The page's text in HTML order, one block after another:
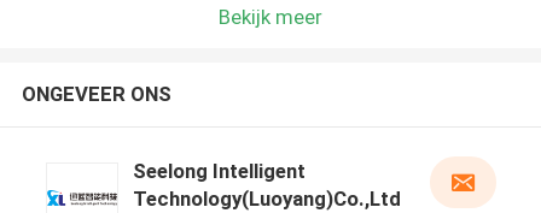
Bekijk meer
ONGEVEER ONS
Seelong Intelligent
Technology(Luoyang)Co.,Ltd